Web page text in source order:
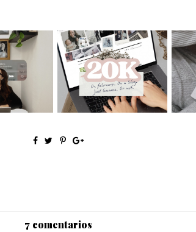
my twenty-
More than 20k
7 comentarios